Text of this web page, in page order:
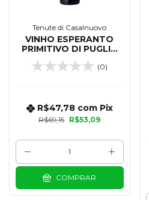
Tenute di Casalnuovo
VINHO ESPERANTO
PRIMITIVO DI PUGLIA
IGT 750 ML
(0)
R$69,15 R$53,09
R$47,78 com Pix
COMPRAR